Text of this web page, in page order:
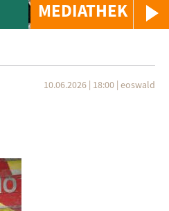
MEDIATHEK
10.06.2026 | 18:00 | eoswald